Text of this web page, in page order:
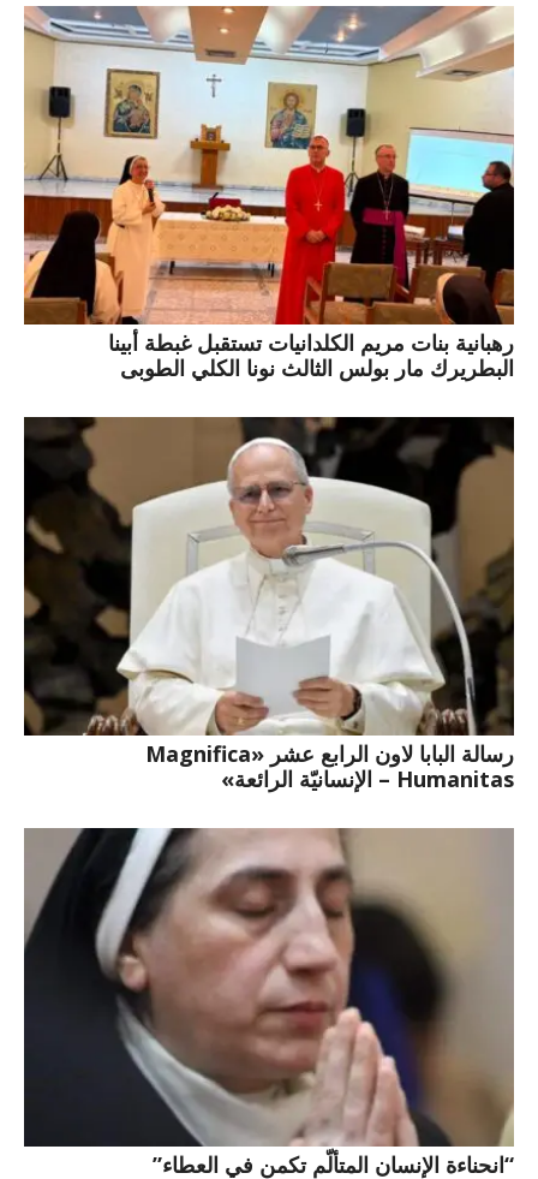
رهبانية بنات مريم الكلدانيات تستقبل غبطة أبينا
البطريرك مار بولس الثالث نونا الكلي الطوبى
رسالة البابا لاون الرابع عشر «Magnifica
Humanitas – الإنسانيّة الرائعة»
“انحناءة الإنسان المتألّم تكمن في العطاء”